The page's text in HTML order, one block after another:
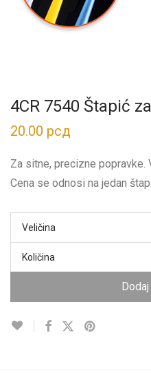
4CR 7540 Štapić
20.00 рсд
Za sitne, precizne popravke.
Cena se odnosi na jedan
Veličina
Količina